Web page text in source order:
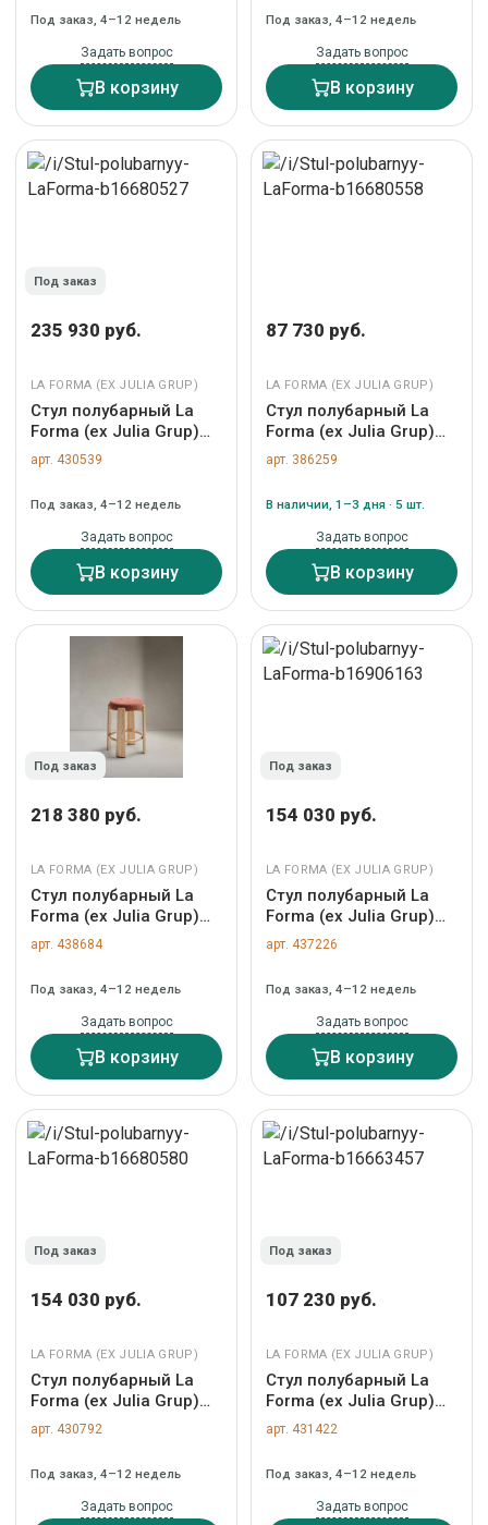
металлическими
ножками, 65 см арт.
505136
Под заказ, 4–12 недель
Задать вопрос
В корзину
бежевой веревкой 62
см арт. 189971
Под заказ, 4–12 недель
Задать вопрос
В корзину
Под заказ
235 930 руб.
LA FORMA (ЕХ JULIA GRUP)
Стул полубарный La
Forma (ех Julia Grup)
Полубарный стул
Granite из
ясеня с натуральной
отделкой 65 см арт.
301969
арт. 430539
Под заказ, 4–12 недель
Задать вопрос
В корзину
87 730 руб.
LA FORMA (ЕХ JULIA GRUP)
Стул полубарный La
Forma (ех Julia Grup)
Полубарный стул
Maina из синей ткани и
синей отделкой 65 арт.
209177
арт. 386259
В наличии, 1–3 дня · 5 шт.
Задать вопрос
В корзину
Под заказ
218 380 руб.
LA FORMA (ЕХ JULIA GRUP)
Стул полубарный La
Forma (ех Julia Grup)
Полубарный табурет
Granite из
массива ясеня с
натуральной отделкой
арт. 505858
арт. 438684
Под заказ, 4–12 недель
Задать вопрос
В корзину
Под заказ
154 030 руб.
LA FORMA (ЕХ JULIA GRUP)
Стул полубарный La
Forma (ех Julia Grup)
Полубарный стул
Yvette из бежевого
стальными ножками
65 см арт. 216160
арт. 437226
Под заказ, 4–12 недель
Задать вопрос
В корзину
Под заказ
154 030 руб.
LA FORMA (ЕХ JULIA GRUP)
Стул полубарный La
Forma (ех Julia Grup)
Полубарный стул
Algueret из эвкалипта с
и черного алюминия
арт. 191975
арт. 430792
Под заказ, 4–12 недель
Задать вопрос
Под заказ
107 230 руб.
LA FORMA (ЕХ JULIA GRUP)
Стул полубарный La
Forma (ех Julia Grup)
Ciselia Полубарный
стул из бежевой
159209
арт. 431422
Под заказ, 4–12 недель
Задать вопрос